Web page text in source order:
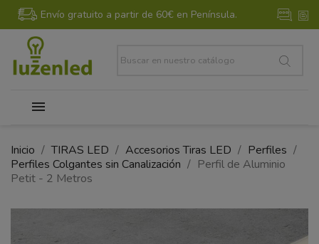
Envío gratuito a partir de 60€ en Península.
Inicio TIRAS LED Accesorios Tiras LED
Perfiles
Perfiles Colgantes sin Canalización
Perfil de Aluminio
Petit - 2 Metros